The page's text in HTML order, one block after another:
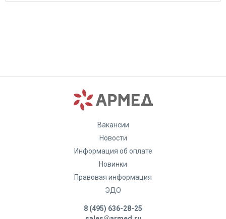
Вакансии
Новости
Информация об оплате
Новинки
Правовая информация
ЭДО
8 (495) 636-28-25